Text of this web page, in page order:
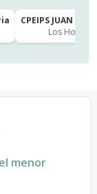
CPEIPS JUAN
Los Hoyos
menor